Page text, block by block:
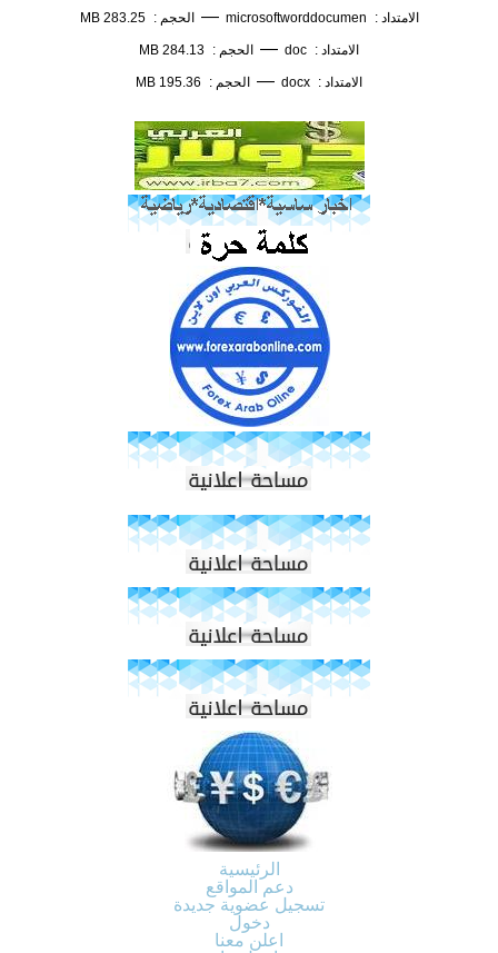
الامتداد : microsoftworddocumen
— الحجم : 283.25 MB
الامتداد : doc
— الحجم : 284.13 MB
الامتداد : docx
— الحجم : 195.36 MB
الرئيسية
دعم المواقع
تسجيل عضوية جديدة
دخول
اعلن معنا